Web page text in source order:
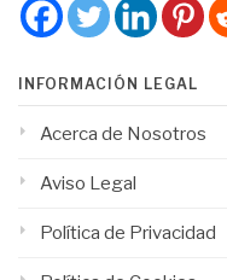
INFORMACIÓN LEGAL
Acerca de Nosotros
Aviso Legal
Política de Privacidad